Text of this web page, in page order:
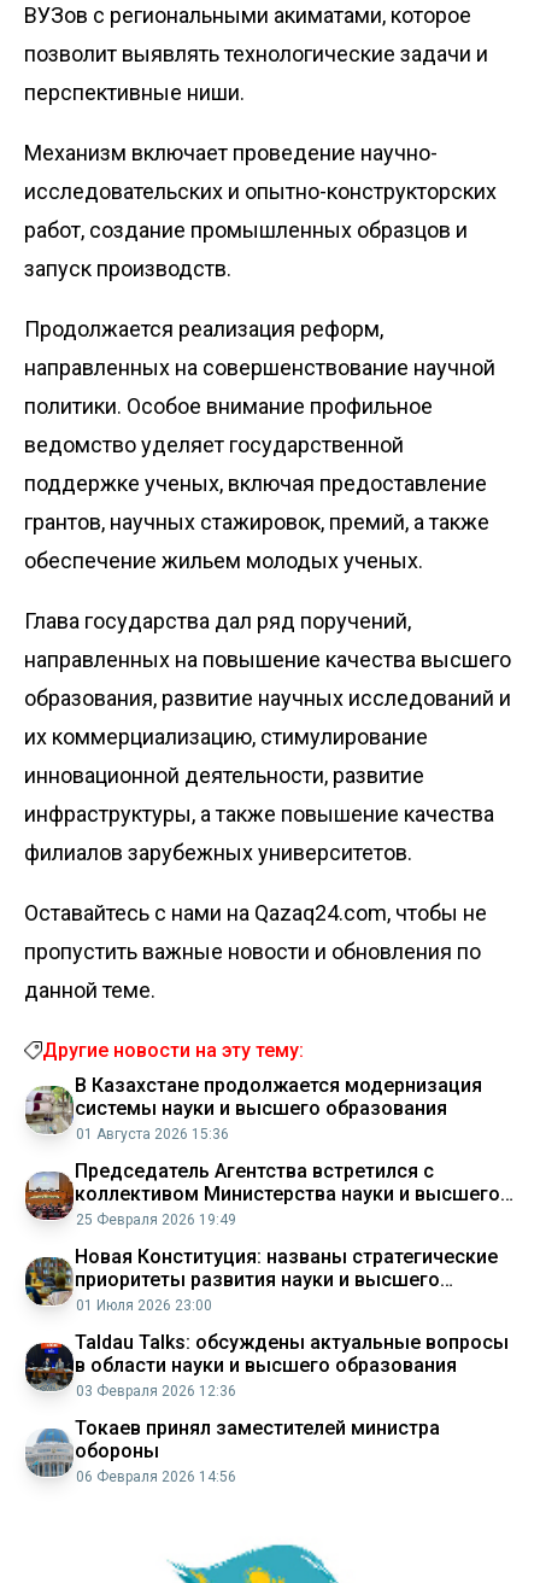
ВУЗов с региональными акиматами, которое
позволит выявлять технологические задачи и
перспективные ниши.
Механизм включает проведение научно-
исследовательских и опытно-конструкторских
работ, создание промышленных образцов и
запуск производств.
Продолжается реализация реформ,
направленных на совершенствование научной
политики. Особое внимание профильное
ведомство уделяет государственной
поддержке ученых, включая предоставление
грантов, научных стажировок, премий, а также
обеспечение жильем молодых ученых.
Глава государства дал ряд поручений,
направленных на повышение качества высшего
образования, развитие научных исследований и
их коммерциализацию, стимулирование
инновационной деятельности, развитие
инфраструктуры, а также повышение качества
филиалов зарубежных университетов.
Оставайтесь с нами на Qazaq24.com, чтобы не
пропустить важные новости и обновления по
данной теме.
Другие новости на эту тему:
В Казахстане продолжается модернизация
системы науки и высшего образования
01 Августа 2026 15:36
Председатель Агентства встретился с
коллективом Министерства науки и высшего
образования
25 Февраля 2026 19:49
Новая Конституция: названы стратегические
приоритеты развития науки и высшего
образования
01 Июля 2026 23:00
Taldau Talks: обсуждены актуальные вопросы
в области науки и высшего образования
03 Февраля 2026 12:36
Токаев принял заместителей министра
обороны
06 Февраля 2026 14:56